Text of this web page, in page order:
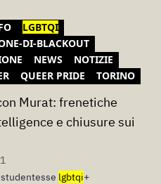
LGBTQI
DI-BLACKOUT
NEWS
NOTIZIE
QUEER PRIDE TORINO
Murat: frenetiche
e chiusure sui
lgbtqi+